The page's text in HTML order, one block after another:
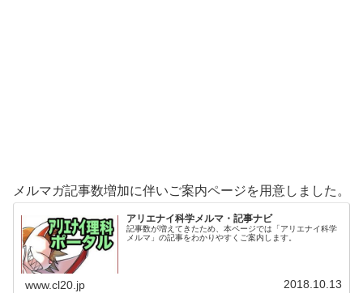
メルマガ記事数増加に伴いご案内ページを用意しました。
アリエナイ科学メルマ・記事ナビ
記事数が増えてきたため、本ページでは「アリエナイ科学
メルマ」の記事をわかりやすくご案内します。
www.cl20.jp 2018.10.13